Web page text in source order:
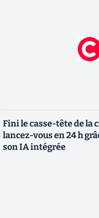
Fini le casse-tête de la
lancez-vous en 24 h
son IA intégrée